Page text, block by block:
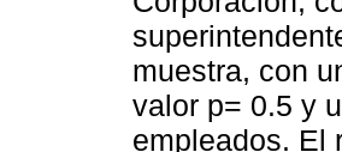
muestra, con
valor p= 0.5 y
empleados. El